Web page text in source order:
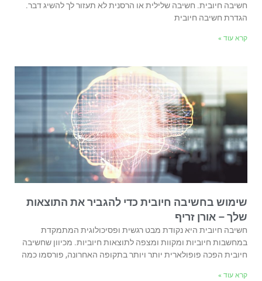
חשיבה חיובית. חשיבה שלילית או הרסנית לא תעזור לך להשיג דבר.
הגדרת חשיבה חיובית
קרא עוד »
שימוש בחשיבה חיובית כדי להגביר את התוצאות
שלך – אורן זריף
חשיבה חיובית היא נקודת מבט רגשית ופסיכולוגית המתמקדת
במחשבות חיוביות ומקוות ומצפה לתוצאות חיוביות. מכיוון שחשיבה
חיובית הפכה פופולארית יותר ויותר בתקופה האחרונה, פורסמו כמה
קרא עוד »